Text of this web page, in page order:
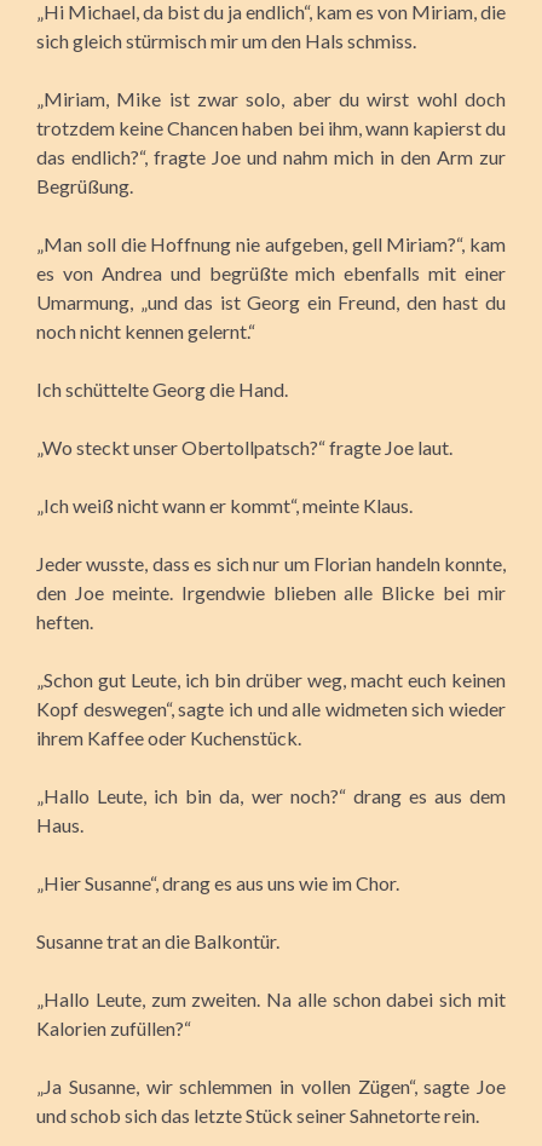
„Hi Michael, da bist du ja endlich“, kam es von Miriam, die
sich gleich stürmisch mir um den Hals schmiss.
„Miriam, Mike ist zwar solo, aber du wirst wohl doch
trotzdem keine Chancen haben bei ihm, wann kapierst du
das endlich?“, fragte Joe und nahm mich in den Arm zur
Begrüßung.
„Man soll die Hoffnung nie aufgeben, gell Miriam?“, kam
es von Andrea und begrüßte mich ebenfalls mit einer
Umarmung, „und das ist Georg ein Freund, den hast du
noch nicht kennen gelernt.“
Ich schüttelte Georg die Hand.
„Wo steckt unser Obertollpatsch?“ fragte Joe laut.
„Ich weiß nicht wann er kommt“, meinte Klaus.
Jeder wusste, dass es sich nur um Florian handeln konnte,
den Joe meinte. Irgendwie blieben alle Blicke bei mir
heften.
„Schon gut Leute, ich bin drüber weg, macht euch keinen
Kopf deswegen“, sagte ich und alle widmeten sich wieder
ihrem Kaffee oder Kuchenstück.
„Hallo Leute, ich bin da, wer noch?“ drang es aus dem
Haus.
„Hier Susanne“, drang es aus uns wie im Chor.
Susanne trat an die Balkontür.
„Hallo Leute, zum zweiten. Na alle schon dabei sich mit
Kalorien zufüllen?“
„Ja Susanne, wir schlemmen in vollen Zügen“, sagte Joe
und schob sich das letzte Stück seiner Sahnetorte rein.